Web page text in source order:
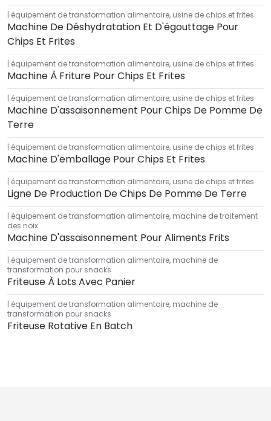
équipement de transformation alimentaire, usine de chips et frites
Machine De Déshydratation Et D'égouttage Pour
Chips Et Frites
équipement de transformation alimentaire, usine de chips et frites
Machine À Friture Pour Chips Et Frites
équipement de transformation alimentaire, usine de chips et frites
Machine D'assaisonnement Pour Chips De Pomme De
Terre
équipement de transformation alimentaire, usine de chips et frites
Machine D'emballage Pour Chips Et Frites
équipement de transformation alimentaire, usine de chips et frites
Ligne De Production De Chips De Pomme De Terre
équipement de transformation alimentaire, machine de traitement
des noix
Machine D'assaisonnement Pour Aliments Frits
équipement de transformation alimentaire, machine de
transformation pour snacks
Friteuse À Lots Avec Panier
équipement de transformation alimentaire, machine de
transformation pour snacks
Friteuse Rotative En Batch